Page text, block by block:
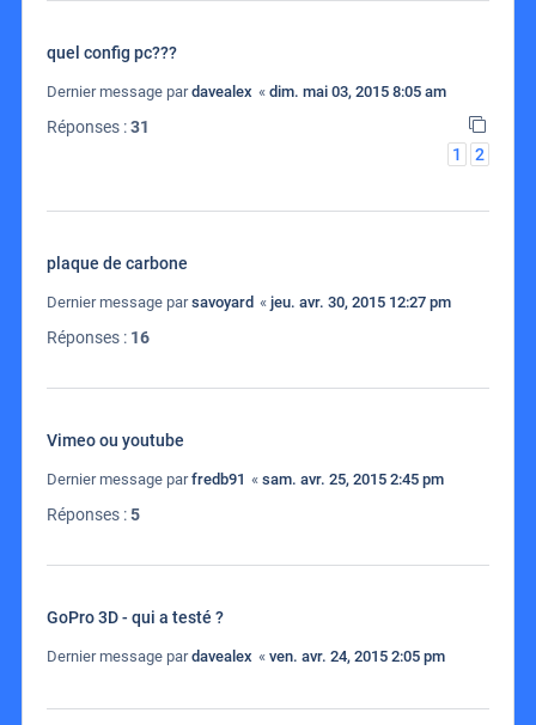
quel config pc???
Dernier message pardavealex « dim. mai 03, 2015 8:05 am
Réponses :31
1
2
plaque de carbone
Dernier message parsavoyard « jeu. avr. 30, 2015 12:27 pm
Réponses : 16
Vimeo ou youtube
Dernier message parfredb91 « sam. avr. 25, 2015 2:45 pm
Réponses :5
GoPro 3D - qui a testé ?
Dernier message pardavealex « ven. avr. 24, 2015 2:05 pm